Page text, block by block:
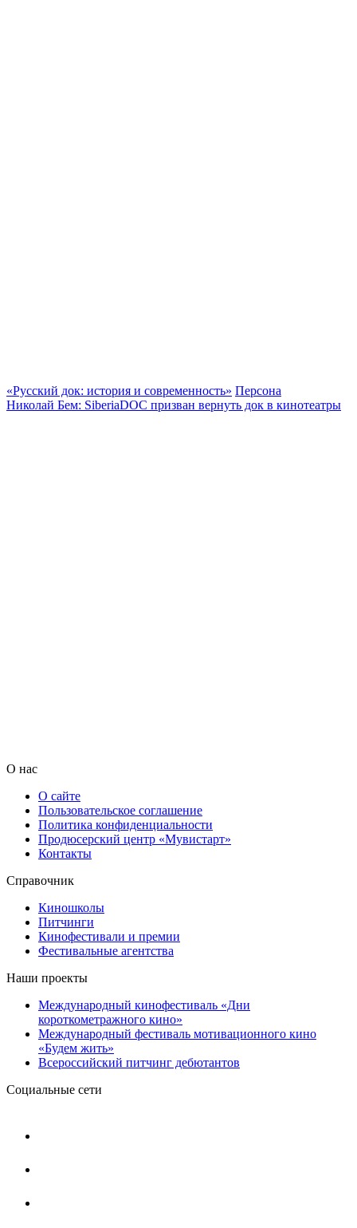
«Русский док: история и современность» Персона
Николай Бем: SiberiaDOC призван вернуть док в кинотеатры
О нас
О сайте
Пользовательское соглашение
Политика конфиденциальности
Продюсерский центр «Мувистарт»
Контакты
Справочник
Киношколы
Питчинги
Кинофестивали и премии
Фестивальные агентства
Наши проекты
Международный кинофестиваль «Дни
короткометражного кино»
Международный фестиваль мотивационного кино
«Будем жить»
Всероссийский питчинг дебютантов
Социальные сети